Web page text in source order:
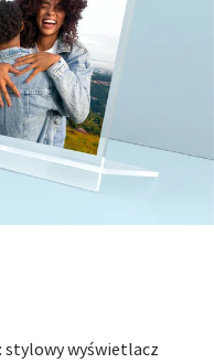
stylowy wyświetlacz